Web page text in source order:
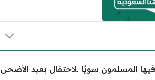
المسلمون سويًا للاحتفال بعيد الأضحى